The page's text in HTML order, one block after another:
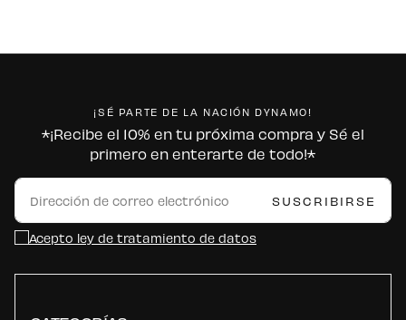
¡SÉ PARTE DE LA NACIÓN DYNAMO!
*¡Recibe el 10% en tu próxima compra y Sé el
primero en enterarte de todo!*
CORREO
ELECTRÓNICO SUSCRIBIRSE
Acepto ley de tratamiento de datos